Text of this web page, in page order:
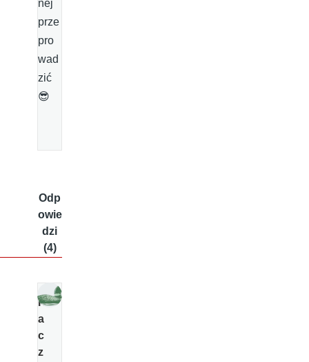
nej
prze
pro
wad
zić
😎
Odp
owie
dzi
(4)
K
a
c
z